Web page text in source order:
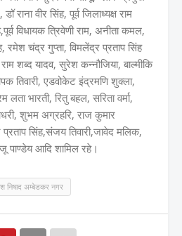
राना वीर सिंह, पूर्व जिलाध्यक्ष राम
विधायक त्रिवेणी राम, अनीता कमल,
रमेश चंद्र गुप्ता, विमलेंद्र प्रताप सिंह
शब्द यादव, सुरेश कन्नौजिया, बाल्मीकि
तिवारी, एडवोकेट इंद्रमणि शुक्ला,
भारती, रितु बहल, सरिता वर्मा,
शुभम अग्रहरि, राज कुमार
सिंह,संजय तिवारी,जावेद मलिक,
पाण्डेय आदि शामिल रहे।
निषाद अम्बेडकर नगर